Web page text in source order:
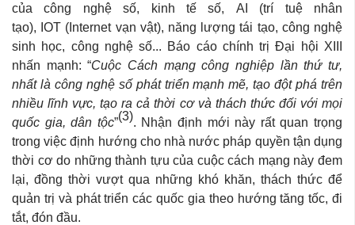
của công nghệ số, kinh tế số, AI (trí tuệ nhân
tạo), IOT (Internet vạn vật), năng lượng tái tạo, công nghệ
sinh học, công nghệ số... Báo cáo chính trị Đại hội XIII
nhấn mạnh: “Cuộc Cách mạng công nghiệp lần thứ tư,
nhất là công nghệ số phát triển mạnh mẽ, tạo đột phá trên
nhiều lĩnh vực, tạo ra cả thời cơ và thách thức đối với mọi
quốc gia, dân tộc”(3). Nhận định mới này rất quan trọng
trong việc định hướng cho nhà nước pháp quyền tận dụng
thời cơ do những thành tựu của cuộc cách mạng này đem
lại, đồng thời vượt qua những khó khăn, thách thức để
quản trị và phát triển các quốc gia theo hướng tăng tốc, đi
tắt, đón đầu.